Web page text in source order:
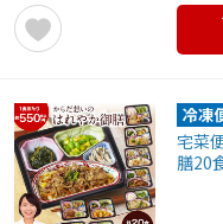
宅菜
膳20